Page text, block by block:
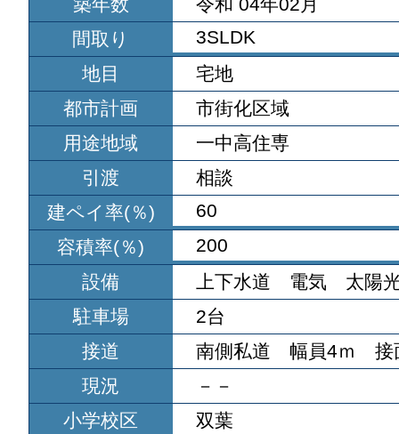
間取り
3SLDK
地目
宅地
都市計画
市街化区域
用途地域
一中高住専
引渡
相談
建ペイ率(％)
60
容積率(％)
200
設備
上下水道 電気 太陽
駐車場
2台
接道
南側私道 幅員4ｍ 接
現況
－－
小学校区
双葉